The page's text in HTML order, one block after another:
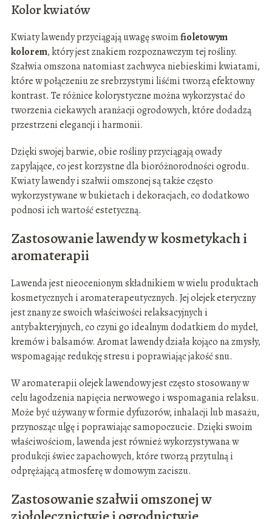
Kolor kwiatów
Kwiaty lawendy przyciągają uwagę swoimfioletowym
kolorem, który jest znakiem rozpoznawczym tej rośliny.
Szałwia omszona natomiast zachwyca niebieskimi kwiatami,
które w połączeniu ze srebrzystymi liśćmi tworzą efektowny
kontrast. Te różnice kolorystyczne można wykorzystać do
tworzenia ciekawych aranżacji ogrodowych, które dodadzą
przestrzeni elegancji i harmonii.
Dzięki swojej barwie, obie rośliny przyciągają owady
zapylające, co jest korzystne dla bioróżnorodności ogrodu.
Kwiaty lawendy i szałwii omszonej są także często
wykorzystywane w bukietach i dekoracjach, co dodatkowo
podnosi ich wartość estetyczną.
Zastosowanie lawendy w kosmetykach i
aromaterapii
Lawenda jest nieocenionym składnikiem w wielu produktach
kosmetycznych i aromaterapeutycznych. Jej olejek eteryczny
jest znany ze swoich właściwości relaksacyjnych i
antybakteryjnych, co czyni go idealnym dodatkiem do mydeł,
kremów i balsamów. Aromat lawendy działa kojąco na zmysły,
wspomagając redukcję stresu i poprawiając jakość snu.
W aromaterapii olejek lawendowy jest często stosowany w
celu łagodzenia napięcia nerwowego i wspomagania relaksu.
Może być używany w formie dyfuzorów, inhalacji lub masażu,
przynosząc ulgę i poprawiając samopoczucie. Dzięki swoim
właściwościom, lawenda jest również wykorzystywana w
produkcji świec zapachowych, które tworzą przytulną i
odprężającą atmosferę w domowym zaciszu.
Zastosowanie szałwii omszonej w